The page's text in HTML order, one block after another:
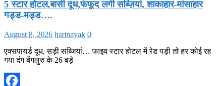
5 स्टार होटल,बासी दूध,फंफूद लगी सब्ज़ियां, शाकाहार-मांसाहार
गड्ड-मड्ड….
August 8, 2026 harinayak 0
एक्सपायर्ड दूध, सड़ी सब्जियां… फाइव स्टार होटल में रेड पड़ी तो हर कोई रह
गया दंग बेंगलुरु के 26 बड़े